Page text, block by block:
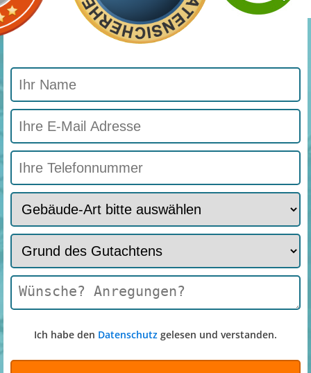
Ich habe den Datenschutz gelesen und verstanden.